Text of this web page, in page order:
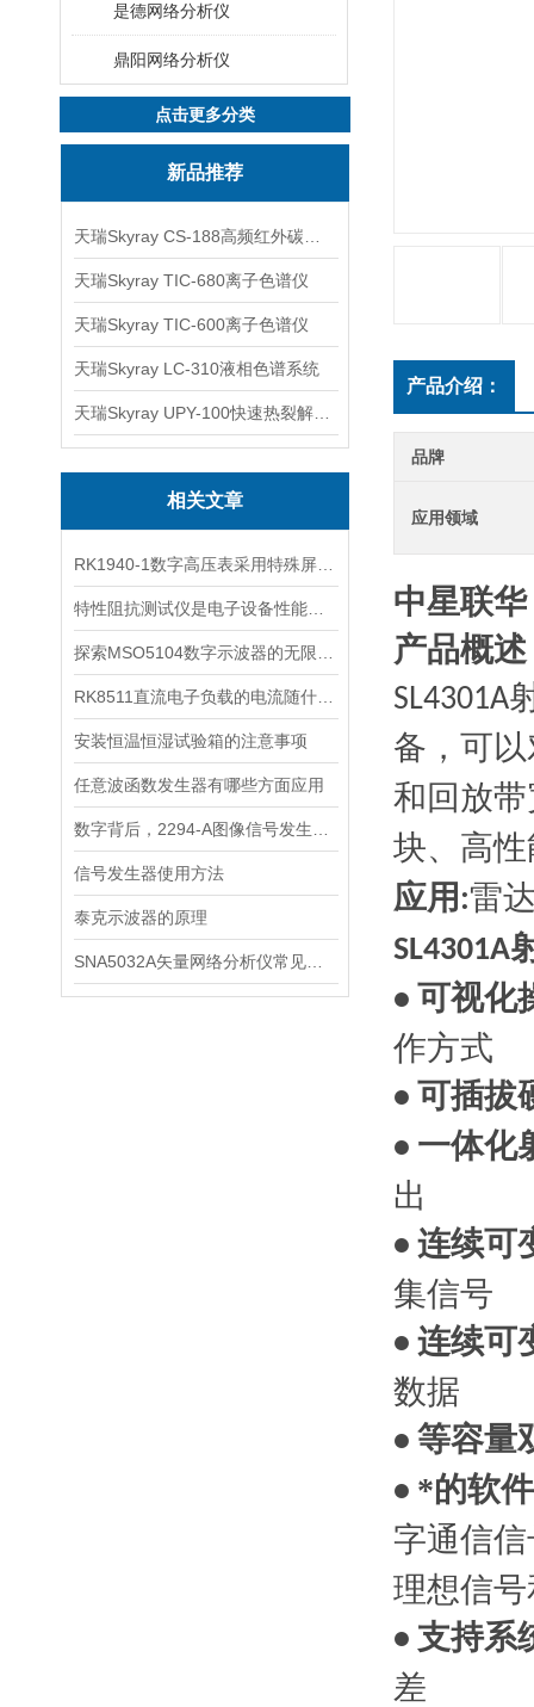
是德网络分析仪
鼎阳网络分析仪
点击更多分类
新品推荐
天瑞Skyray TIC-680离子色谱仪
天瑞Skyray TIC-600离子色谱仪
天瑞Skyray LC-310液相色谱系统
相关文章
安装恒温恒湿试验箱的注意事项
任意波函数发生器有哪些方面应用
信号发生器使用方法
泰克示波器的原理
产品介绍：
品牌
应用领域
中星联
产品概
SL4301A
备，可
和回放
块、高性
应用 :雷
SL4301A
• 可视化
作方式
• 可插拔
• 一体化
出
• 连续可
集信号
• 连续可
数据
• 等容量
• *的软
字通信
理想信
• 支持系
差